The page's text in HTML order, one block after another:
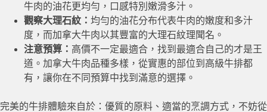
牛肉的油花更均勻，口感特別嫩滑多汁。
觀察大理石紋： 均勻的油花分布代表牛肉的嫩度和多汁
度，而加拿大牛肉以其豐富的大理石紋理聞名。
注意預算： 高價不一定最適合，找到最適合自己的才是王
道。加拿大牛肉品種多樣，從實惠的部位到高級牛排都
有，讓你在不同預算中找到滿意的選擇。
完美的牛排體驗來自於：優質的原料、適當的烹調方式，不妨從